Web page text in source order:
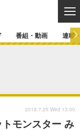
マンガ
カバー
番組・動画 連載
トモンスター み
2018.7.25 Wed 13:00